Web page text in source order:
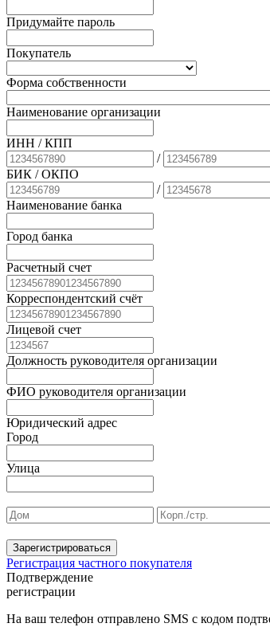
Придумайте пароль
Покупатель
Форма собственности
Наименование организации
ИНН / КПП
/
БИК / ОКПО
/
Наименование банка
Город банка
Расчетный счет
Корреспондентский счёт
Лицевой счет
Должность руководителя организации
ФИО руководителя организации
Юридический адрес
Город
Улица
Зарегистрироваться
Регистрация частного покупателя
Подтверждение
регистрации
На ваш телефон отправлено SMS с кодом